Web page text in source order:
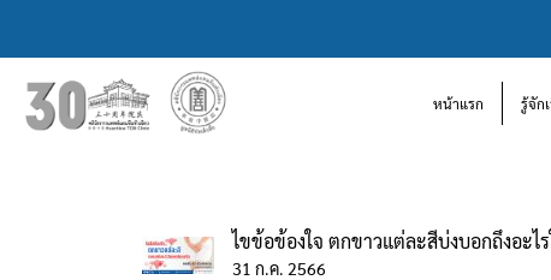
หน้าแรก รู้จัก
ไขข้อข้องใจ ตกขาวแต่ละสีบ่งบอกถึงอะ
31 ก.ค. 2566